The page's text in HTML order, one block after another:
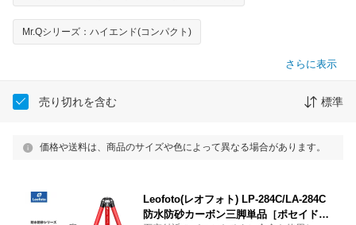
Mr.Qシリーズ：ハイエンド(コンパクト)
さらに表示
売り切れを含む 標準
価格や送料は、商品のサイズや色によって異なる場合があります。
Leofoto(レオフォト) LP-284C/LA-284C
防水防砂カーボン三脚単品［ポセイドン